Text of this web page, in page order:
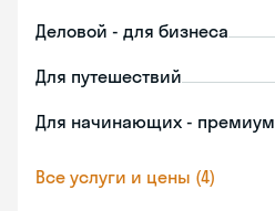
Деловой - для бизнеса
Для путешествий
Для начинающих - премиум
Все услуги и цены (4)